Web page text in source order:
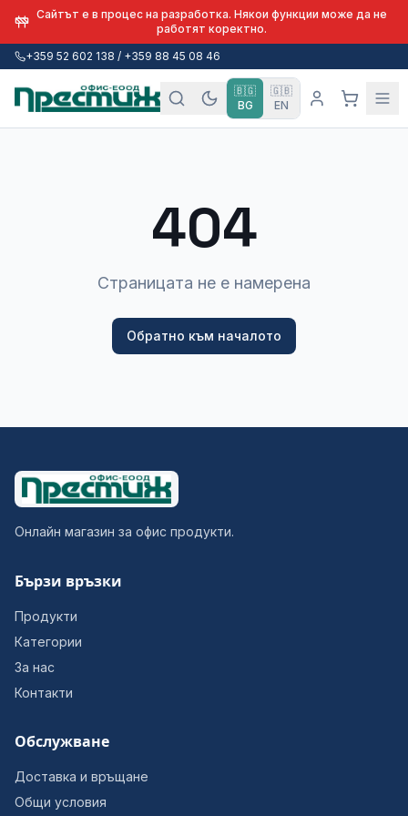
Сайтът е в процес на разработка. Някои функции може да не
работят коректно.
+359 52 602 138 / +359 88 45 08 46
🇧🇬
BG
🇬🇧
EN
404
Страницата не е намерена
Обратно към началото
Онлайн магазин за офис продукти.
Бързи връзки
Продукти
Категории
За нас
Контакти
Обслужване
Доставка и връщане
Общи условия